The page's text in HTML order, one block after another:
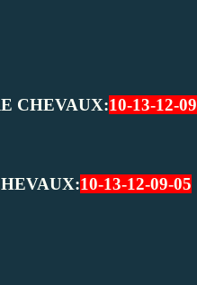
CHEVAUX:10-13-12-09
10-13-12-09-05